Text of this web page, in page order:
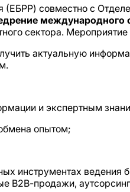
(ЕБРР) совместно с
международного
сектора.
актуальную
и экспертным
опытом;
ведения
В2В-продажи,